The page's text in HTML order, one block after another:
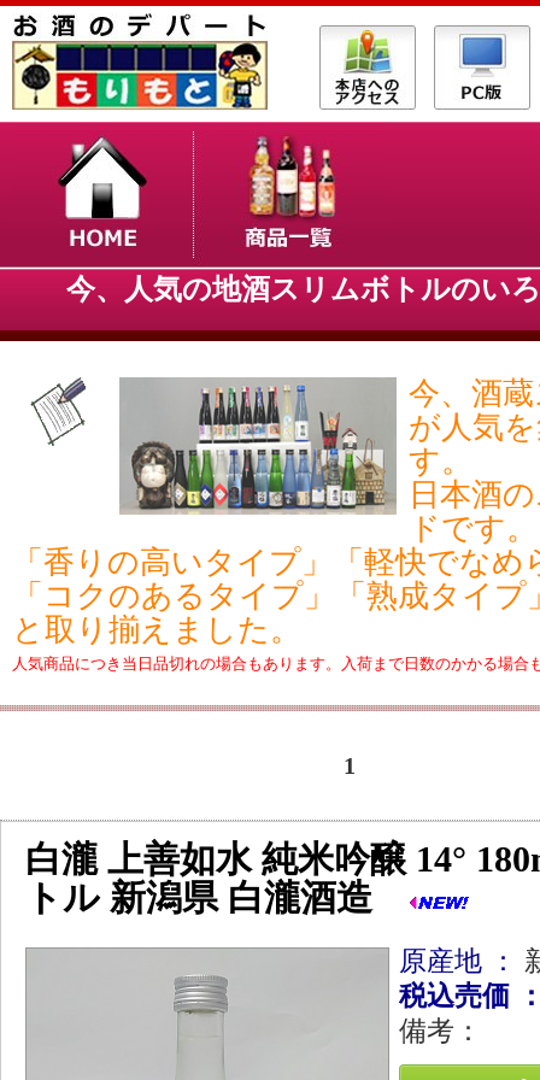
今、人気の地酒スリムボトルのい
今、酒
が人気
す。
日本酒
ドです。
「香りの高いタイプ」「軽快でな
「コクのあるタイプ」「熟成タイ
と取り揃えました。
人気商品につき当日品切れの場合もあります。入荷まで日数のかかる場合
1
白瀧 上善如水 純米吟醸 14°
トル 新潟県 白瀧酒造
原産地 ：
税込売価
備考：